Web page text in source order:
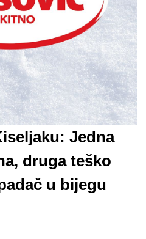
Jedna
druga teško
u bijegu